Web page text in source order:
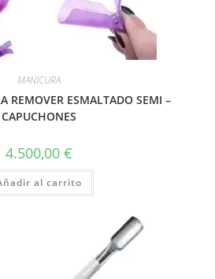
MANICURA
REMOVER ESMALTADO SEMI –
CAPUCHONES
4.500,00 €
al carrito